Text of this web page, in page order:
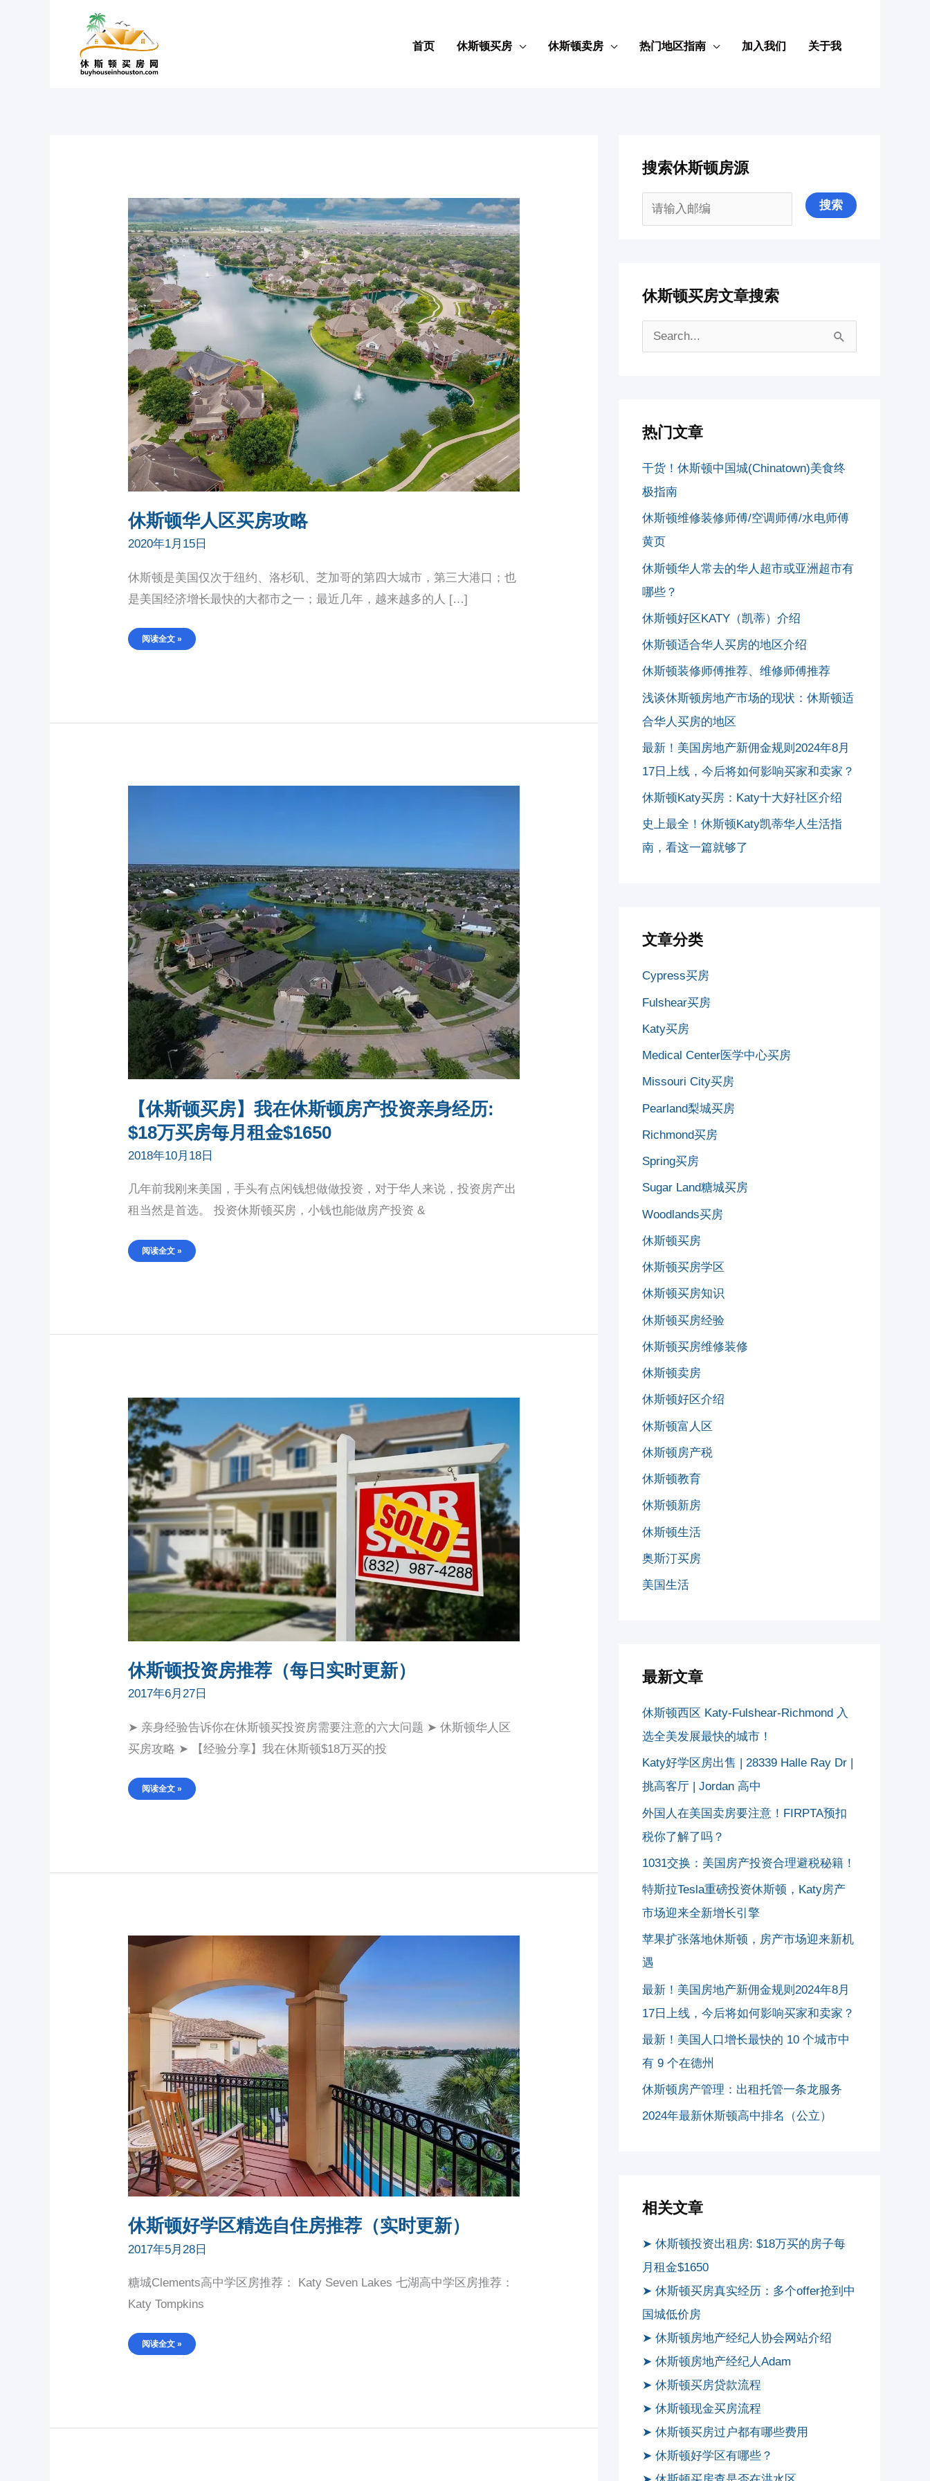
首页 休斯顿买房 休斯顿卖房 热门地区指南 加入我们 关于我
休斯顿华人区买房攻略
2020年1月15日
休斯顿是美国仅次于纽约、洛杉矶、芝加哥的第四大城市，第三大港口；也
是美国经济增长最快的大都市之一；最近几年，越来越多的人 […]
休
斯
顿
华
人
区
买
房
攻
略
阅读全文 »
【休斯顿买房】我在休斯顿房产投资亲身经历:
$18万买房每月租金$1650
2018年10月18日
几年前我刚来美国，手头有点闲钱想做做投资，对于华人来说，投资房产出
租当然是首选。 投资休斯顿买房，小钱也能做房产投资 &
顿
房
产
投
资
亲
身
经
历:
$18
买
租
金
$1650
阅读全文 »
休斯顿投资房推荐（每日实时更新）
2017年6月27日
➤ 亲身经验告诉你在休斯顿买投资房需要注意的六大问题 ➤ 休斯顿华人区
买房攻略 ➤ 【经验分享】我在休斯顿$18万买的投
休
斯
顿
投
资
房
推
荐
（每
日
实
时
更
新）
阅读全文 »
休斯顿好学区精选自住房推荐（实时更新）
2017年5月28日
糖城Clements高中学区房推荐： Katy Seven Lakes 七湖高中学区房推荐：
Katy Tompkins
斯
住
房
阅读全文 »
搜索休斯顿房源
休斯顿买房文章搜索
热门文章
干货！休斯顿中国城(Chinatown)美食终
极指南
休斯顿维修装修师傅/空调师傅/水电师傅
黄页
休斯顿华人常去的华人超市或亚洲超市有
哪些？
休斯顿好区KATY（凯蒂）介绍
休斯顿适合华人买房的地区介绍
休斯顿装修师傅推荐、维修师傅推荐
浅谈休斯顿房地产市场的现状：休斯顿适
合华人买房的地区
最新！美国房地产新佣金规则2024年8月
17日上线，今后将如何影响买家和卖家？
休斯顿Katy买房：Katy十大好社区介绍
史上最全！休斯顿Katy凯蒂华人生活指
南，看这一篇就够了
文章分类
Cypress买房
Fulshear买房
Katy买房
Medical Center医学中心买房
Missouri City买房
Pearland梨城买房
Richmond买房
Spring买房
Sugar Land糖城买房
Woodlands买房
休斯顿买房
休斯顿买房学区
休斯顿买房知识
休斯顿买房经验
休斯顿买房维修装修
休斯顿卖房
休斯顿好区介绍
休斯顿富人区
休斯顿房产税
休斯顿教育
休斯顿新房
休斯顿生活
奥斯汀买房
美国生活
最新文章
休斯顿西区 Katy-Fulshear-Richmond 入
选全美发展最快的城市！
Katy好学区房出售 | 28339 Halle Ray Dr |
挑高客厅 | Jordan 高中
外国人在美国卖房要注意！FIRPTA预扣
税你了解了吗？
1031交换：美国房产投资合理避税秘籍！
特斯拉Tesla重磅投资休斯顿，Katy房产
市场迎来全新增长引擎
苹果扩张落地休斯顿，房产市场迎来新机
遇
最新！美国房地产新佣金规则2024年8月
17日上线，今后将如何影响买家和卖家？
最新！美国人口增长最快的 10 个城市中
有 9 个在德州
休斯顿房产管理：出租托管一条龙服务
2024年最新休斯顿高中排名（公立）
相关文章
➤ 休斯顿投资出租房: $18万买的房子每
月租金$1650
➤ 休斯顿买房真实经历：多个offer抢到中
国城低价房
➤ 休斯顿房地产经纪人协会网站介绍
➤ 休斯顿房地产经纪人Adam
➤ 休斯顿买房贷款流程
➤ 休斯顿现金买房流程
➤ 休斯顿买房过户都有哪些费用
➤ 休斯顿好学区有哪些？